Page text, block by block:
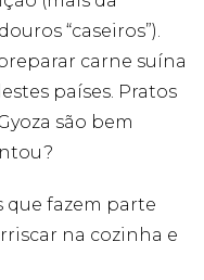
“caseiros”).
carne suína
países. Pratos
são bem
que fazem parte
na cozinha e
Eu aceito os
Cookies de
Para que
a
do site,
como o
site é utilizado.